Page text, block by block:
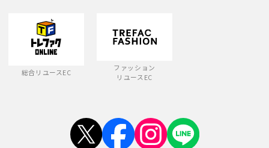
総合リユースEC
ファッション
リユースEC